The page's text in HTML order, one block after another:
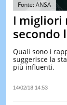
Fonte: ANSA
I migliori
secondo
Quali sono i
suggerisce la
più influenti.
14/02/18 14:53